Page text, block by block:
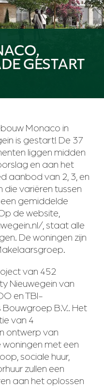
GESTART
Monaco in
is gestart! De 37
liggen midden
en aan het
aanbod van 2, 3, en
variëren tussen
gemiddelde
de website,
, staat alle
De woningen zijn
van 452
Nieuwegein van
en TBI-
B.V.. Het
van 4
ontwerp van
met een
sociale huur,
zullen een
aan het oplossen